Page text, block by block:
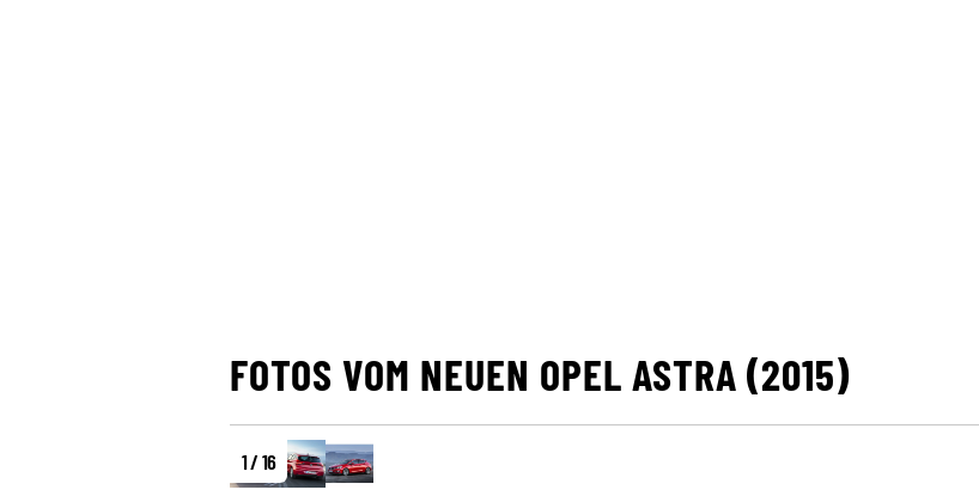
FOTOS VOM NEUEN OPEL ASTRA (2015)
1 / 16